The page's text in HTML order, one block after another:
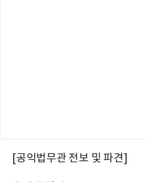
[공익법무관 전보 및 파견]